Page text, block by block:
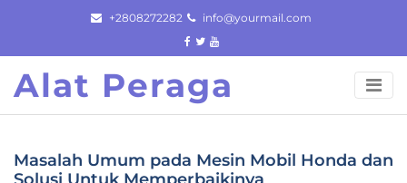
content
+2808272282 info@yourmail.com
Alat Peraga
Masalah Umum pada Mesin Mobil Honda dan